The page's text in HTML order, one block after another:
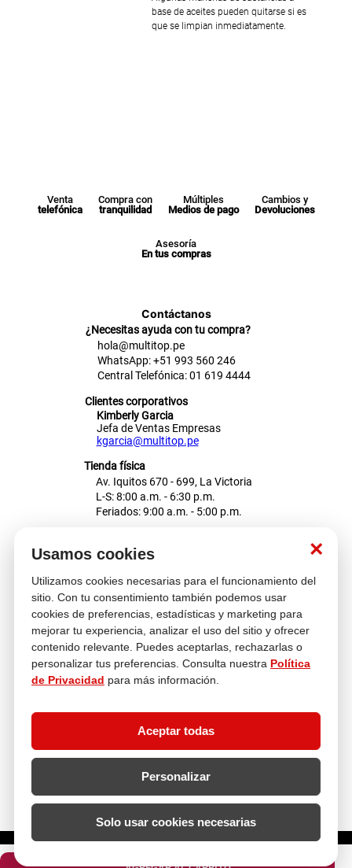
×
Usamos cookies
Utilizamos cookies necesarias para el funcionamiento del
sitio. Con tu consentimiento también podemos usar
cookies de preferencias, estadísticas y marketing para
mejorar tu experiencia, analizar el uso del sitio y ofrecer
contenido relevante. Puedes aceptarlas, rechazarlas o
personalizar tus preferencias. Consulta nuestra Política
de Privacidad para más información.
Aceptar todas
Personalizar
Solo usar cookies necesarias
base de aceites pueden quitarse si es
que se limpian inmediatamente.
Venta
telefónica
Compra con
tranquilidad
Múltiples
Medios de pago
Cambios y
Devoluciones
Asesoría
En tus compras
Contáctanos
¿Necesitas ayuda con tu compra?
hola@multitop.pe
WhatsApp: +51 993 560 246
Central Telefónica: 01 619 4444
Clientes corporativos
Kimberly Garcia
Jefa de Ventas Empresas
kgarcia@multitop.pe
Tienda física
Av. Iquitos 670 - 699, La Victoria
L-S: 8:00 a.m. - 6:30 p.m.
Feriados: 9:00 a.m. - 5:00 p.m.
Atención al cliente
Descubre más